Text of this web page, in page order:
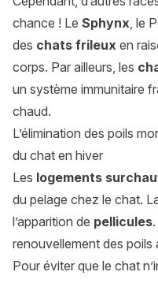
chance ! Le Sphynx, le
des chats frileux en
corps. Par ailleurs, les
un système immunitaire
chaud.
L’élimination des poils
du chat en hiver
Les logements
du pelage chez le chat.
l’apparition de pellicules
renouvellement des poils
Pour éviter que le chat